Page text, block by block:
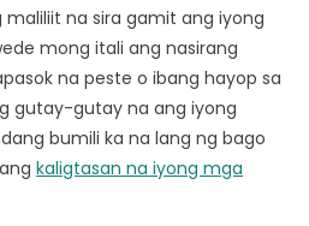
na sira gamit ang iyong
mong itali ang nasirang
na peste o ibang hayop sa
gutay-gutay na ang iyong
bumili ka na lang ng bago
kaligtasan na iyong mga